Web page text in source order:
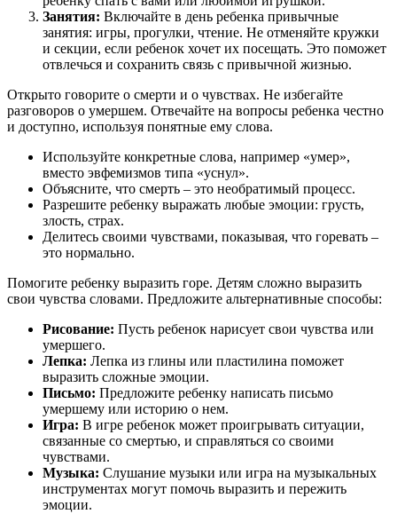
Занятия: Включайте в день ребенка привычные
занятия: игры, прогулки, чтение. Не отменяйте кружки
и секции, если ребенок хочет их посещать. Это поможет
отвлечься и сохранить связь с привычной жизнью.
Открыто говорите о смерти и о чувствах. Не избегайте
разговоров о умершем. Отвечайте на вопросы ребенка честно
и доступно, используя понятные ему слова.
Используйте конкретные слова, например «умер»,
вместо эвфемизмов типа «уснул».
Объясните, что смерть – это необратимый процесс.
Разрешите ребенку выражать любые эмоции: грусть,
злость, страх.
Делитесь своими чувствами, показывая, что горевать –
это нормально.
Помогите ребенку выразить горе. Детям сложно выразить
свои чувства словами. Предложите альтернативные способы:
Рисование: Пусть ребенок нарисует свои чувства или
умершего.
Лепка: Лепка из глины или пластилина поможет
выразить сложные эмоции.
Письмо: Предложите ребенку написать письмо
умершему или историю о нем.
Игра: В игре ребенок может проигрывать ситуации,
связанные со смертью, и справляться со своими
чувствами.
Музыка: Слушание музыки или игра на музыкальных
инструментах могут помочь выразить и пережить
эмоции.